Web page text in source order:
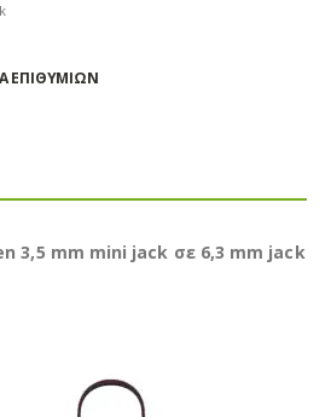
ΕΠΙΘΥΜΙΏΝ
3,5 mm mini jack σε 6,3 mm jack